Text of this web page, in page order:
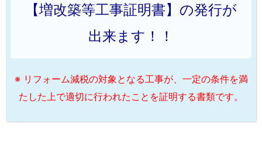
【増改築等工事証明書】の発行が
出来ます！！
※ リフォーム減税の対象となる工事が、一定の条件を満
たした上で適切に行われたことを証明する書類です。